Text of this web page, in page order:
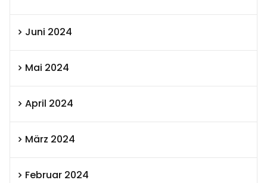
Juni 2024
Mai 2024
April 2024
März 2024
Februar 2024